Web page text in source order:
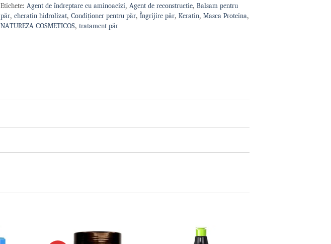
Etichete: Agent de îndreptare cu aminoacizi, Agent de reconstructie, Balsam pentru
păr, cheratin hidrolizat, Condiționer pentru păr, Îngrijire păr, Keratin, Masca Proteina,
NATUREZA COSMETICOS, tratament păr